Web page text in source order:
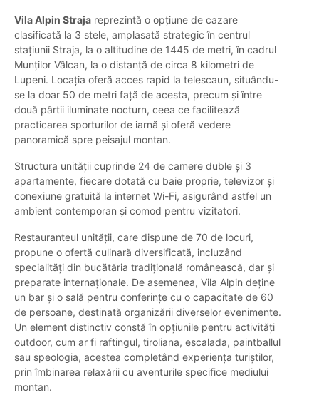
Vila Alpin Straja reprezintă o opțiune de cazare
clasificată la 3 stele, amplasată strategic în centrul
stațiunii Straja, la o altitudine de 1445 de metri, în cadrul
Munților Vâlcan, la o distanță de circa 8 kilometri de
Lupeni. Locația oferă acces rapid la telescaun, situându-
se la doar 50 de metri față de acesta, precum și între
două pârtii iluminate nocturn, ceea ce facilitează
practicarea sporturilor de iarnă și oferă vedere
panoramică spre peisajul montan.
Structura unității cuprinde 24 de camere duble și 3
apartamente, fiecare dotată cu baie proprie, televizor și
conexiune gratuită la internet Wi-Fi, asigurând astfel un
ambient contemporan și comod pentru vizitatori.
Restauranteul unității, care dispune de 70 de locuri,
propune o ofertă culinară diversificată, incluzând
specialități din bucătăria tradițională românească, dar și
preparate internaționale. De asemenea, Vila Alpin deține
un bar și o sală pentru conferințe cu o capacitate de 60
de persoane, destinată organizării diverselor evenimente.
Un element distinctiv constă în opțiunile pentru activități
outdoor, cum ar fi raftingul, tiroliana, escalada, paintballul
sau speologia, acestea completând experiența turiștilor,
prin îmbinarea relaxării cu aventurile specifice mediului
montan.